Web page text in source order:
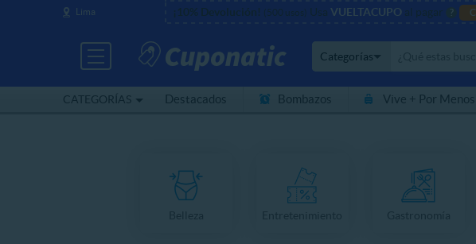
Lima ¡10% Devolución! (500 usos) Usa VUELTACUPO al pagar
CATEGORÍAS
Categorías
Destacados Bombazos Vive + Por Menos